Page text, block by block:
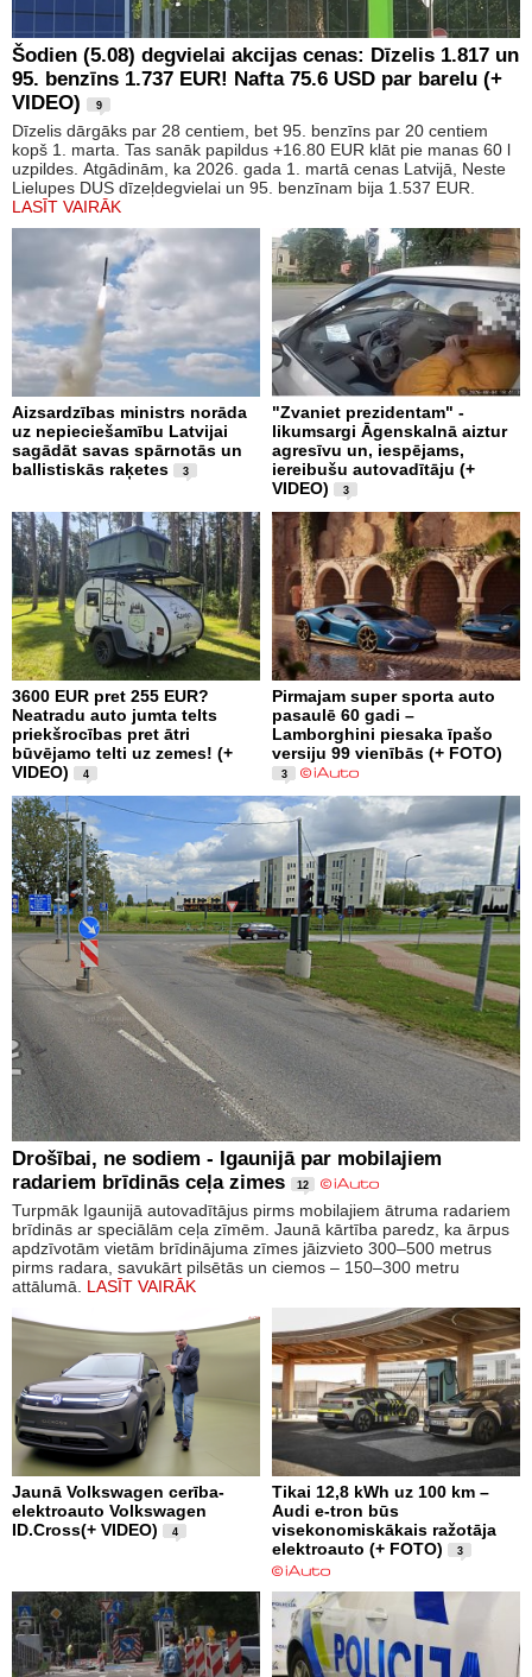
Šodien (5.08) degvielai akcijas cenas: Dīzelis 1.817 un
95. benzīns 1.737 EUR! Nafta 75.6 USD par barelu (+
VIDEO)
9
Dīzelis dārgāks par 28 centiem, bet 95. benzīns par 20 centiem
kopš 1. marta. Tas sanāk papildus +16.80 EUR klāt pie manas 60 l
uzpildes. Atgādinām, ka 2026. gada 1. martā cenas Latvijā, Neste
Lielupes DUS dīzeļdegvielai un 95. benzīnam bija 1.537 EUR.
LASĪT VAIRĀK
Aizsardzības ministrs norāda
uz nepieciešamību Latvijai
sagādāt savas spārnotās un
ballistiskās raķetes
3
"Zvaniet prezidentam" -
likumsargi Āgenskalnā aiztur
agresīvu un, iespējams,
iereibušu autovadītāju (+
VIDEO)
3
3600 EUR pret 255 EUR?
Neatradu auto jumta telts
priekšrocības pret ātri
būvējamo telti uz zemes! (+
VIDEO)
4
Pirmajam super sporta auto
pasaulē 60 gadi –
Lamborghini piesaka īpašo
versiju 99 vienībās (+ FOTO)
3
Drošībai, ne sodiem - Igaunijā par mobilajiem
radariem brīdinās ceļa zimes
12
Turpmāk Igaunijā autovadītājus pirms mobilajiem ātruma radariem
brīdinās ar speciālām ceļa zīmēm. Jaunā kārtība paredz, ka ārpus
apdzīvotām vietām brīdinājuma zīmes jāizvieto 300–500 metrus
pirms radara, savukārt pilsētās un ciemos – 150–300 metru
attālumā. LASĪT VAIRĀK
Jaunā Volkswagen cerība-
elektroauto Volkswagen
ID.Cross(+ VIDEO)
4
Tikai 12,8 kWh uz 100 km –
Audi e-tron būs
visekonomiskākais ražotāja
elektroauto (+ FOTO)
3